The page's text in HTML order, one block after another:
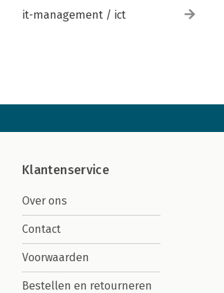
it-management / ict
Klantenservice
Over ons
Contact
Voorwaarden
Bestellen en retourneren